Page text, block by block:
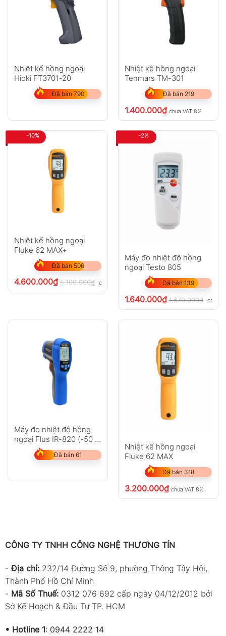
Nhiệt kế hồng ngoại
Hioki FT3701-20
Đã bán 790
Nhiệt kế hồng ngoại
Tenmars TM-301
Đã bán 219
1.400.000₫ chưa VAT 8%
-10%
Nhiệt kế hồng ngoại
Fluke 62 MAX+
Đã bán 506
4.600.000₫ 5.100.000₫ chưa VAT 8%
-2%
Máy đo nhiệt độ hồng
ngoại Testo 805
Đã bán 139
1.640.000₫ 1.670.000₫ chưa
Máy đo nhiệt độ hồng
ngoại Flus IR-820 (-50 ~
500?C)
Đã bán 61
Nhiệt kế hồng ngoại
Fluke 62 MAX
Đã bán 318
3.200.000₫ chưa VAT 8%
CÔNG TY TNHH CÔNG NGHỆ THƯƠNG TÍN
-Địa chỉ: 232/14 Đường Số 9, phường Thông Tây Hội,
Thành Phố Hồ Chí Minh
- Mã Số Thuế: 0312 076 692 cấp ngày 04/12/2012 bởi
Sở Kế Hoạch & Đầu Tư TP. HCM
• Hotline 1: 0944 2222 14